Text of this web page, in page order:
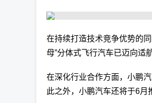
在持续打造技术竞争优势的
母”分体式飞行汽车已迈向适
在深化行业合作方面，小鹏
此之外，小鹏汽车还将于6月